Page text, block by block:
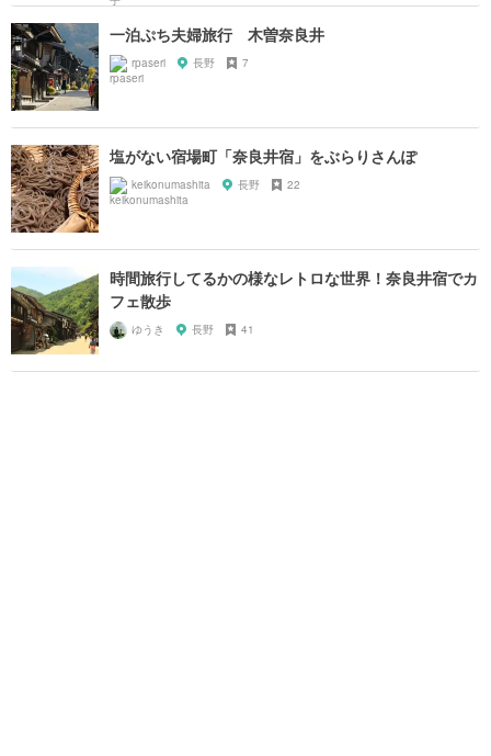
一泊ぷち夫婦旅行 木曽奈良井
rpaseri 長野 7
塩がない宿場町「奈良井宿」をぶらりさんぽ
keikonumashita 長野 22
時間旅行してるかの様なレトロな世界！奈良井宿でカ
フェ散歩
ゆうき 長野 41